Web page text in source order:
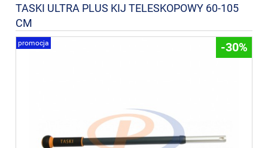
TASKI ULTRA PLUS KIJ TELESKOPOWY 60-105
CM
promocja -30%